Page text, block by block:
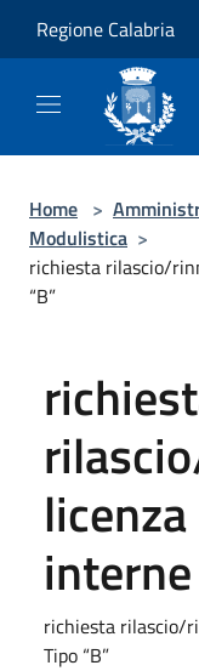
Regione Calabria
Home >
Modulistica >
richiesta rilascio/
“B”
interne
richiesta rilascio/
Tipo “B”